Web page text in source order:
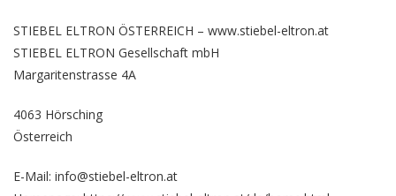
STIEBEL ELTRON ÖSTERREICH – www.stiebel-eltron.at
STIEBEL ELTRON Gesellschaft mbH
Margaritenstrasse 4A
4063 Hörsching
Österreich
E-Mail: info@stiebel-eltron.at